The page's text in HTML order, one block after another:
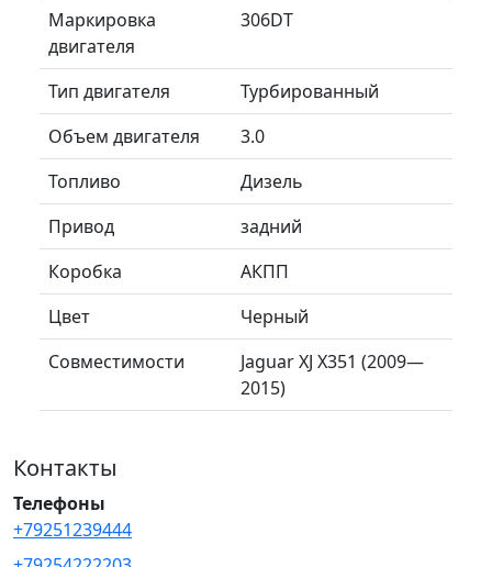
Маркировка
двигателя
306DT
Тип двигателя
Турбированный
Объем двигателя
3.0
Топливо
Дизель
Привод
задний
Коробка
АКПП
Цвет
Черный
Совместимости
Jaguar XJ X351 (2009—
2015)
Контакты
Телефоны
+79251239444